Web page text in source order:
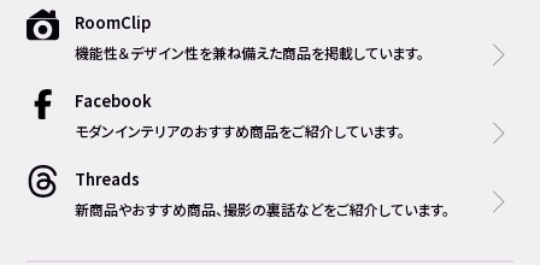
RoomClip
機能性＆デザイン性を兼ね備えた商品を掲載しています。
Facebook
モダンインテリアのおすすめ商品をご紹介しています。
Threads
新商品やおすすめ商品、撮影の裏話などをご紹介しています。